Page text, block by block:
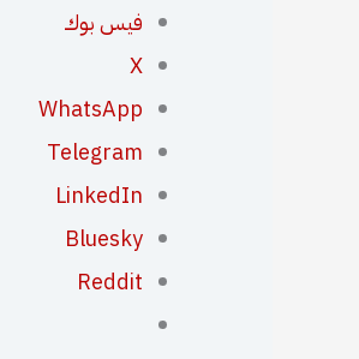
فيس بوك
X
WhatsApp
Telegram
LinkedIn
Bluesky
Reddit